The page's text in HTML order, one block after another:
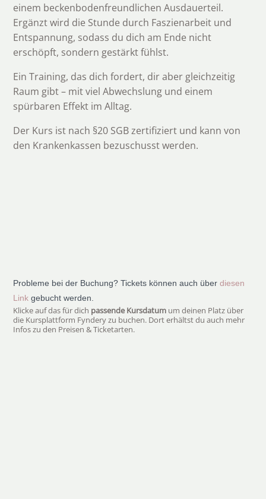
einem beckenbodenfreundlichen Ausdauerteil.
Ergänzt wird die Stunde durch Faszienarbeit und
Entspannung, sodass du dich am Ende nicht
erschöpft, sondern gestärkt fühlst.
Ein Training, das dich fordert, dir aber gleichzeitig
Raum gibt – mit viel Abwechslung und einem
spürbaren Effekt im Alltag.
Der Kurs ist nach §20 SGB zertifiziert und kann von
den Krankenkassen bezuschusst werden.
Probleme bei der Buchung? Tickets können auch überdiesen
Link gebucht werden.
Klicke auf das für dich passende Kursdatum um deinen Platz über
die Kursplattform Fyndery zu buchen. Dort erhältst du auch mehr
Infos zu den Preisen & Ticketarten.